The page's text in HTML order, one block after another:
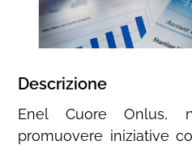
Descrizione
Enel Cuore Onlus,
promuovere iniziative